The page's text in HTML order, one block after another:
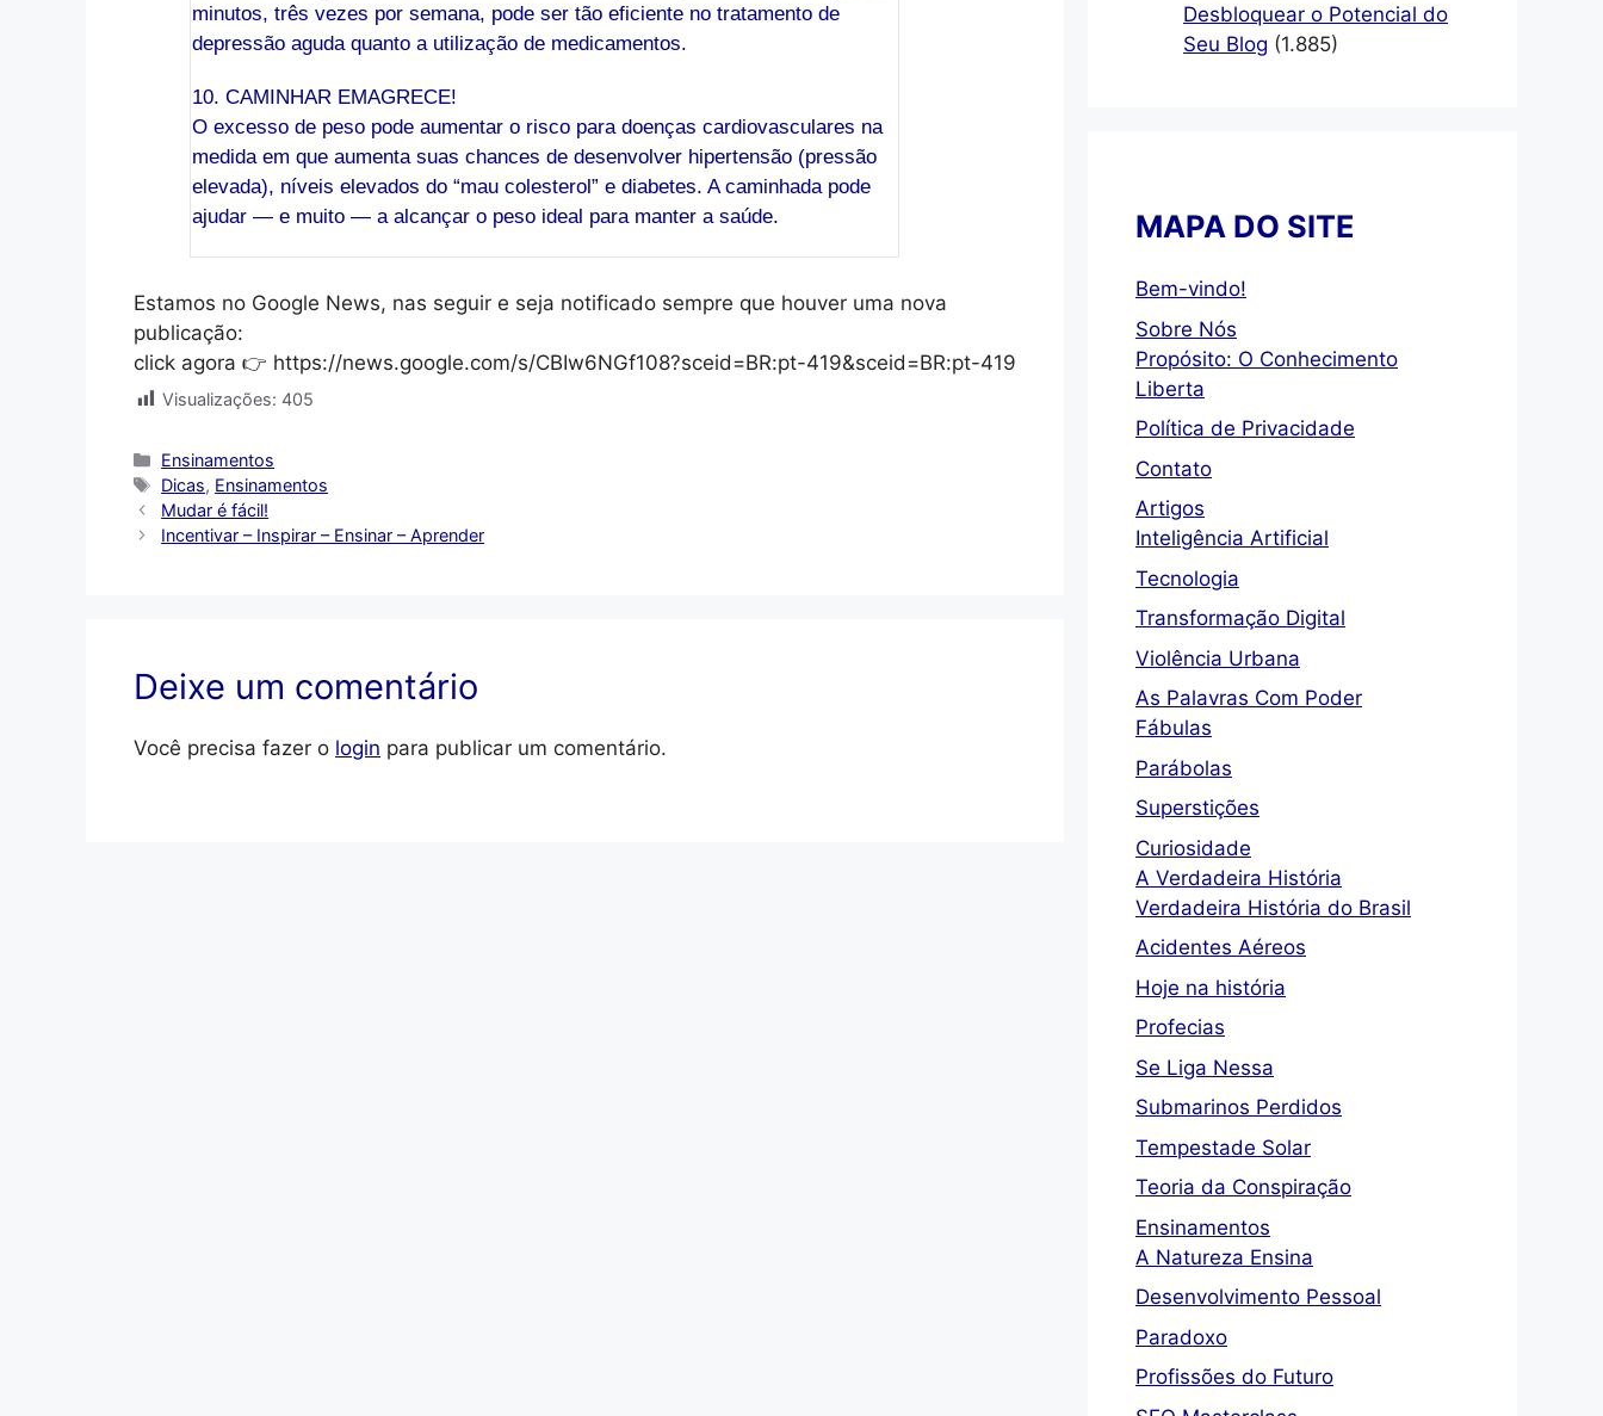
minutos, três vezes por semana, pode ser tão eficiente no tratamento de
depressão aguda quanto a utilização de medicamentos.
10. CAMINHAR EMAGRECE!
O excesso de peso pode aumentar o risco para doenças cardiovasculares na
medida em que aumenta suas chances de desenvolver hipertensão (pressão
elevada), níveis elevados do “mau colesterol” e diabetes. A caminhada pode
ajudar — e muito — a alcançar o peso ideal para manter a saúde.
Estamos no Google News, nas seguir e seja notificado sempre que houver uma nova
publicação:
click agora 👉 https://news.google.com/s/CBIw6NGf108?sceid=BR:pt-419&sceid=BR:pt-419
Visualizações: 405
Categorias
Ensinamentos
Tags
Dicas, Ensinamentos
Mudar é fácil!
Incentivar – Inspirar – Ensinar – Aprender
Deixe um comentário
Você precisa fazer o login para publicar um comentário.
Desbloquear o Potencial do
Seu Blog (1.885)
MAPA DO SITE
Bem-vindo!
Sobre Nós
Propósito: O Conhecimento
Liberta
Política de Privacidade
Contato
Artigos
Inteligência Artificial
Tecnologia
Transformação Digital
Violência Urbana
As Palavras Com Poder
Fábulas
Parábolas
Superstições
Curiosidade
A Verdadeira História
Verdadeira História do Brasil
Acidentes Aéreos
Hoje na história
Profecias
Se Liga Nessa
Submarinos Perdidos
Tempestade Solar
Teoria da Conspiração
Ensinamentos
A Natureza Ensina
Desenvolvimento Pessoal
Paradoxo
Profissões do Futuro